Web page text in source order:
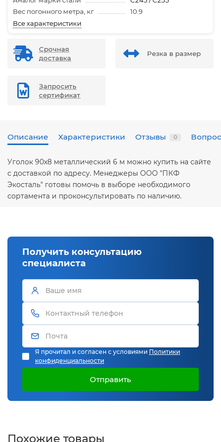
Вес погонного метра, кг
10.9
Все характеристики
Срочная
доставка
Резка в размер
Запросить
сертификат
Описание Характеристики Отзывы 0
Уголок 90х8 металлический 6 м можно купить на сайте
с доставкой по адресу. Менеджеры ООО "ПКФ
Экосталь" готовы помочь в выборе необходимого
сортамента и проконсультировать по наличию.
Получить консультацию
специалиста
Я прочитал и согласен с условиями Политики
конфиденциальности
Отправить
Похожие товары